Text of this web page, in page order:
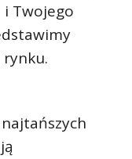
Twojego